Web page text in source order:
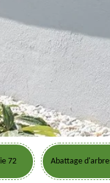
72 Abattage